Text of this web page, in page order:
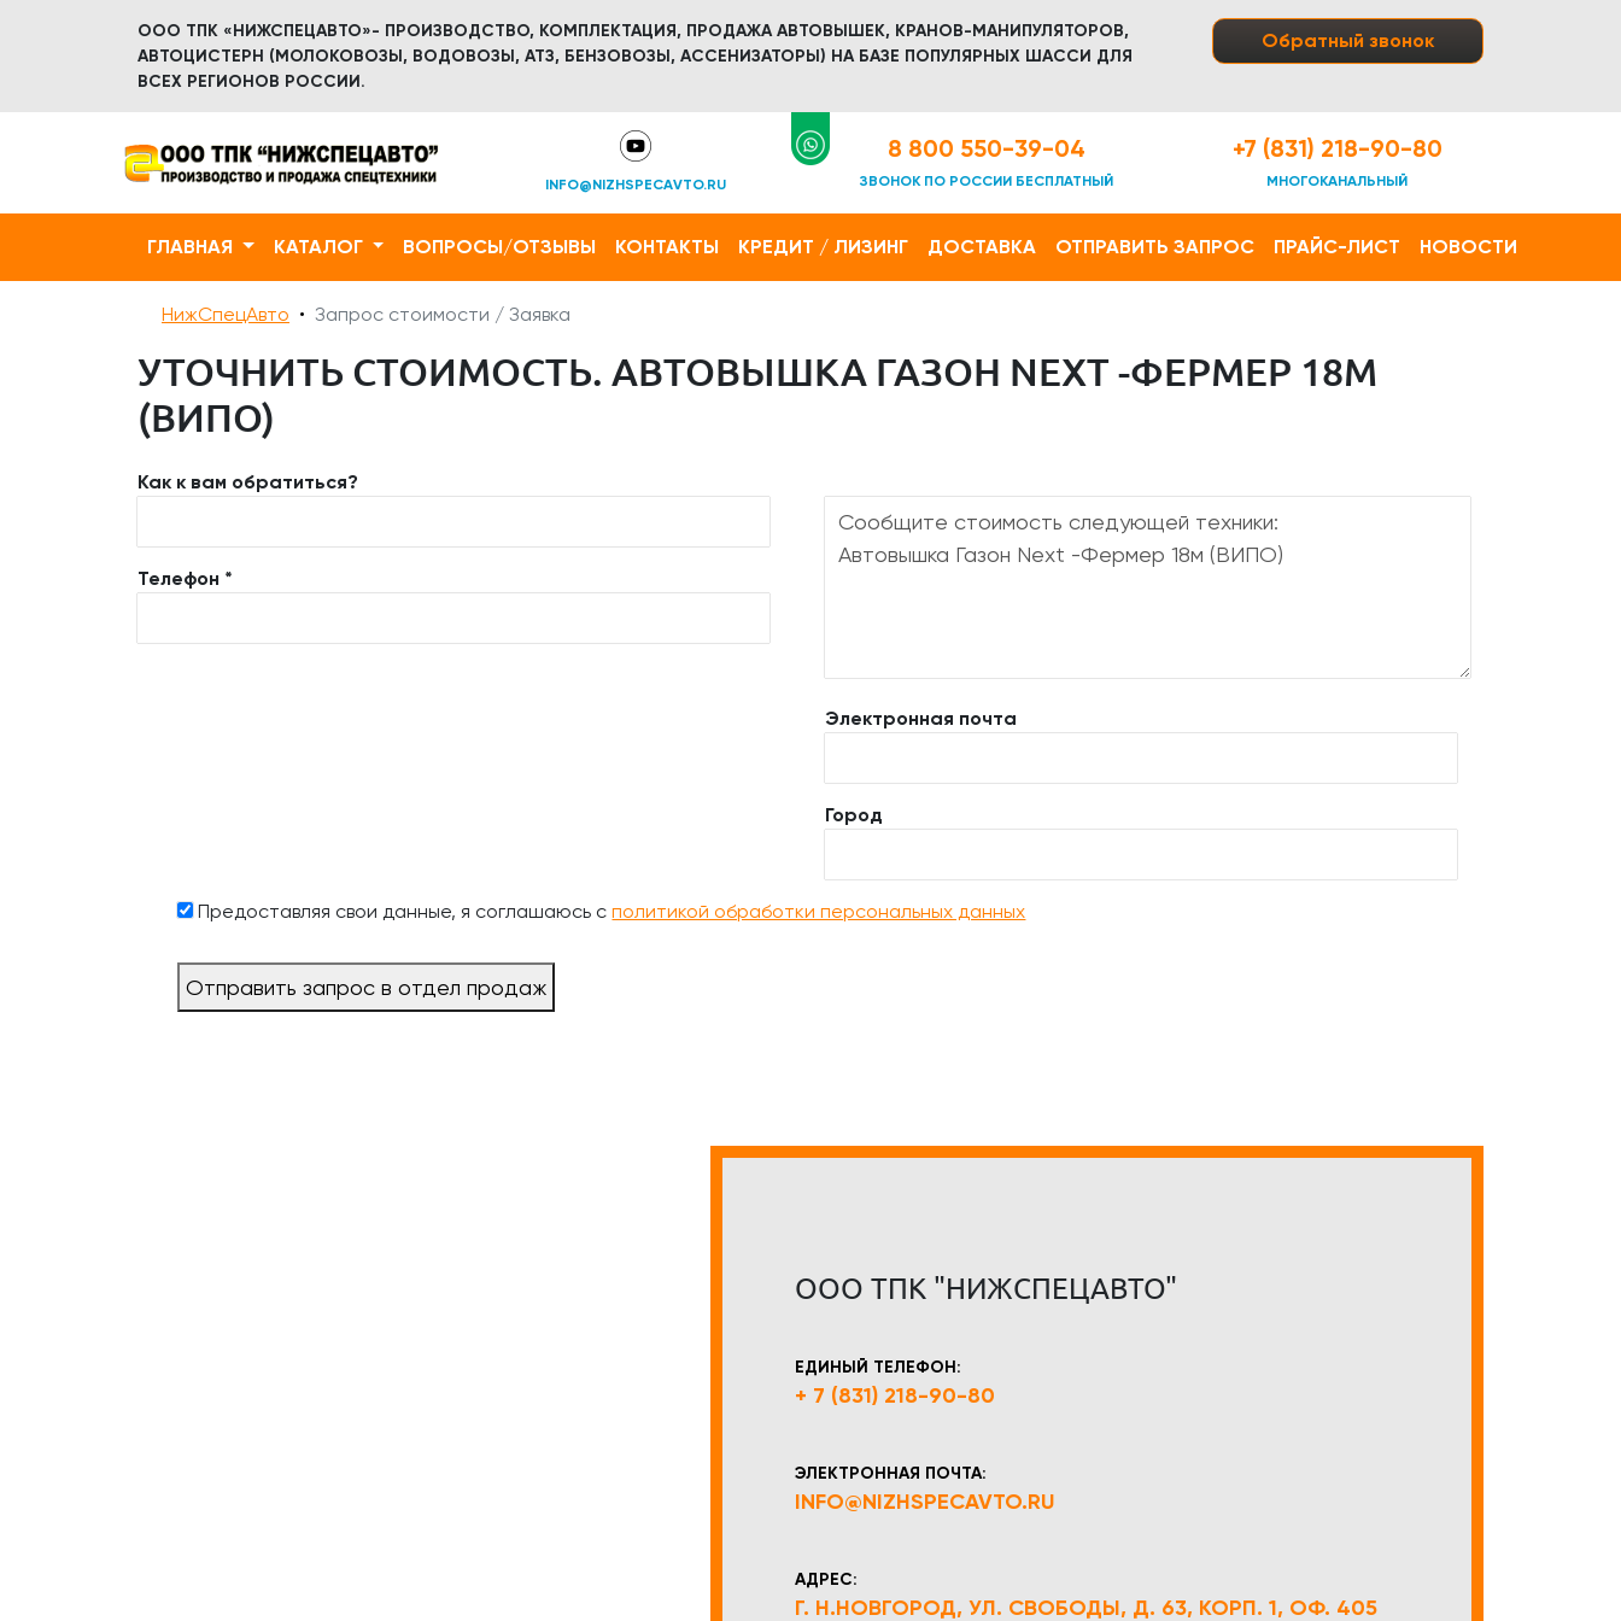
ООО ТПК «НИЖСПЕЦАВТО»- ПРОИЗВОДСТВО, КОМПЛЕКТАЦИЯ, ПРОДАЖА АВТОВЫШЕК, КРАНОВ-МАНИПУЛЯТОРОВ,
АВТОЦИСТЕРН (МОЛОКОВОЗЫ, ВОДОВОЗЫ, АТЗ, БЕНЗОВОЗЫ, АССЕНИЗАТОРЫ) НА БАЗЕ ПОПУЛЯРНЫХ ШАССИ ДЛЯ
ВСЕХ РЕГИОНОВ РОССИИ.
Обратный звонок
INFO@NIZHSPECAVTO.RU
8 800 550-39-04
ЗВОНОК ПО РОССИИ БЕСПЛАТНЫЙ
+7 (831) 218-90-80
МНОГОКАНАЛЬНЫЙ
ГЛАВНАЯ КАТАЛОГ ВОПРОСЫ/ОТЗЫВЫ КОНТАКТЫ КРЕДИТ / ЛИЗИНГ ДОСТАВКА ОТПРАВИТЬ ЗАПРОС ПРАЙС-ЛИСТ НОВОСТИ
НижСпецАвто Запрос стоимости / Заявка
УТОЧНИТЬ СТОИМОСТЬ. АВТОВЫШКА ГАЗОН NEXT -ФЕРМЕР 18М
(ВИПО)
Как к вам обратиться?
Телефон *
Электронная почта
Город
Предоставляя свои данные, я соглашаюсь сполитикой обработки персональных данных
Отправить запрос в отдел продаж
ООО ТПК "НИЖСПЕЦАВТО"
ЕДИНЫЙ ТЕЛЕФОН:
+ 7 (831) 218-90-80
ЭЛЕКТРОННАЯ ПОЧТА:
INFO@NIZHSPECAVTO.RU
АДРЕС:
Г. Н.НОВГОРОД, УЛ. СВОБОДЫ, Д. 63, КОРП. 1, ОФ. 405